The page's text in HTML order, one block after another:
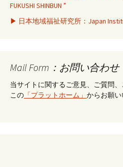
FUKUSHI SHINBUN ”
▶ 日本地域福祉研究所：Japan
Mail Form：お問い合わせ
当サイトに関するご意見、ご質問、
この 「プラットホーム」 からお願い